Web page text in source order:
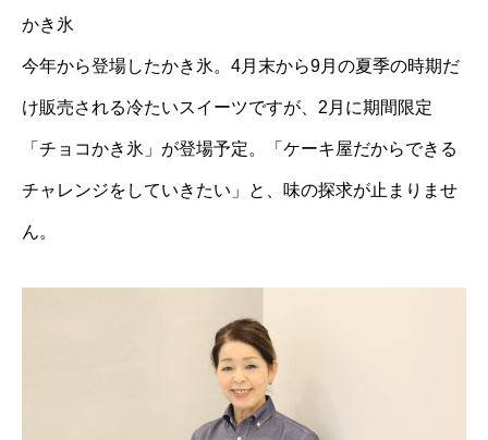
かき氷
今年から登場したかき氷。4月末から9月の夏季の時期だ
け販売される冷たいスイーツですが、2月に期間限定
「チョコかき氷」が登場予定。「ケーキ屋だからできる
チャレンジをしていきたい」と、味の探求が止まりませ
ん。